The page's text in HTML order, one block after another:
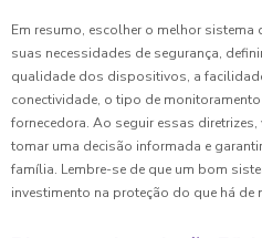
Em resumo, escolher o melhor
suas necessidades de segurança,
qualidade dos dispositivos, a
conectividade, o tipo de
fornecedora. Ao seguir essas
tomar uma decisão informada e
família. Lembre-se de que um bom
investimento na proteção do que há de